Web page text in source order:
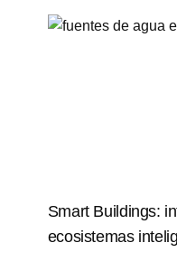
Smart Buildings:
ecosistemas